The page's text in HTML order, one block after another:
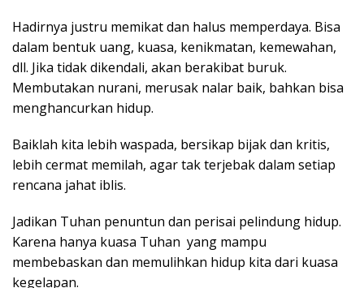
Hadirnya justru memikat dan halus memperdaya. Bisa
dalam bentuk uang, kuasa, kenikmatan, kemewahan,
dll. Jika tidak dikendali, akan berakibat buruk.
Membutakan nurani, merusak nalar baik, bahkan bisa
menghancurkan hidup.
Baiklah kita lebih waspada, bersikap bijak dan kritis,
lebih cermat memilah, agar tak terjebak dalam setiap
rencana jahat iblis.
Jadikan Tuhan penuntun dan perisai pelindung hidup.
Karena hanya kuasa Tuhan yang mampu
membebaskan dan memulihkan hidup kita dari kuasa
kegelapan.